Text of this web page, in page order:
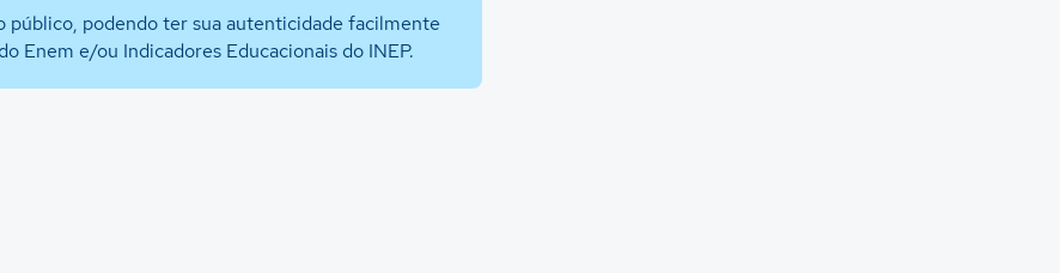
público, podendo ter sua autenticidade facilmente
Enem e/ou Indicadores Educacionais do INEP.